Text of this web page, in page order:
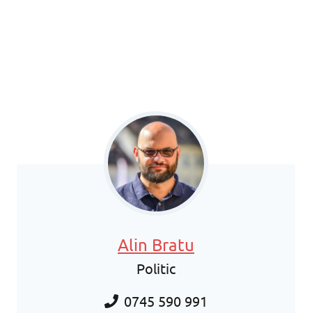
Alin Bratu
Politic
0745 590 991